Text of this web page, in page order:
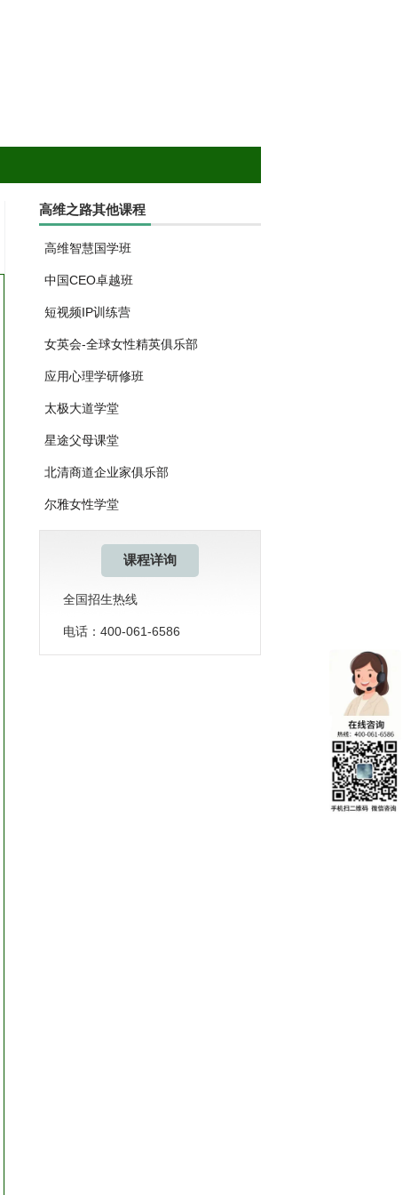
高维之路其他课程
高维智慧国学班
中国CEO卓越班
短视频IP训练营
女英会-全球女性精英俱乐部
应用心理学研修班
太极大道学堂
星途父母课堂
北清商道企业家俱乐部
尔雅女性学堂
课程详询
全国招生热线
电话：400-061-6586